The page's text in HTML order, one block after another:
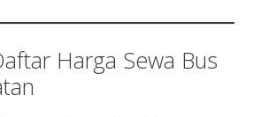
Harga Sewa Bus